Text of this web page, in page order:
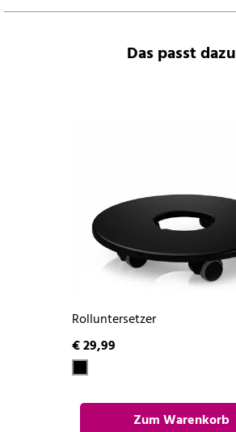
Das passt dazu
Rolluntersetzer
€ 29,99
Zum Warenkorb